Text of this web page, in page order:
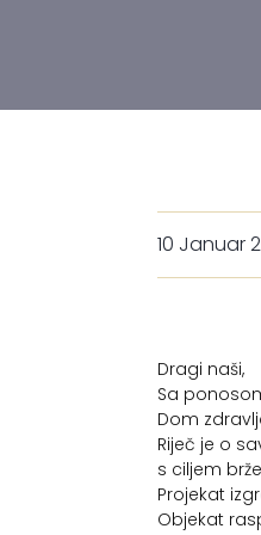
10 Januar
Dragi naši,
Sa
Dom
Riječ je o
s ciljem
Projekat
Objekat